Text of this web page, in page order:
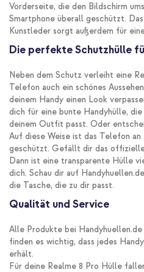
Vorderseite, die den Bildschirm
Smartphone überall geschützt.
Kunstleder sorgt außerdem für
Die perfekte Schutzhülle
Neben dem Schutz verleiht eine
Telefon auch ein schönes
deinem Handy einen Look
dich für eine bunte Handyhülle,
deinem Outfit passt. Oder
Auf diese Weise ist das Telefon
geschützt. Gefällt dir das offizielle
Dann ist eine transparente Hülle
dich. Schau dir auf
die Tasche, die zu dir passt.
Qualität und Service
Alle Produkte bei
finden es wichtig, dass jedes
erhält.
Für deine Realme 8 Pro Hülle